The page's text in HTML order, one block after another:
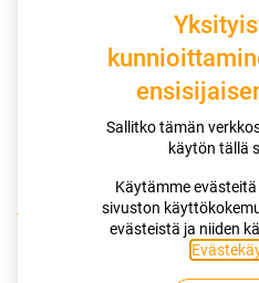
Kauppa
165/70R14 85T HANKOOK
Sallitko tämän
käytön tällä
Käytämme
sivuston
evästeistä ja niiden